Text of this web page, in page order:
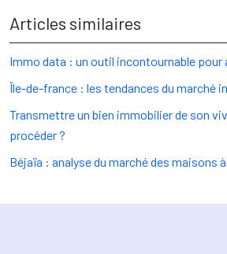
Articles similaires
Immo data : un outil incontournable pour
Île-de-france : les tendances du marché
Transmettre un bien immobilier de son
procéder ?
Béjaïa : analyse du marché des maisons